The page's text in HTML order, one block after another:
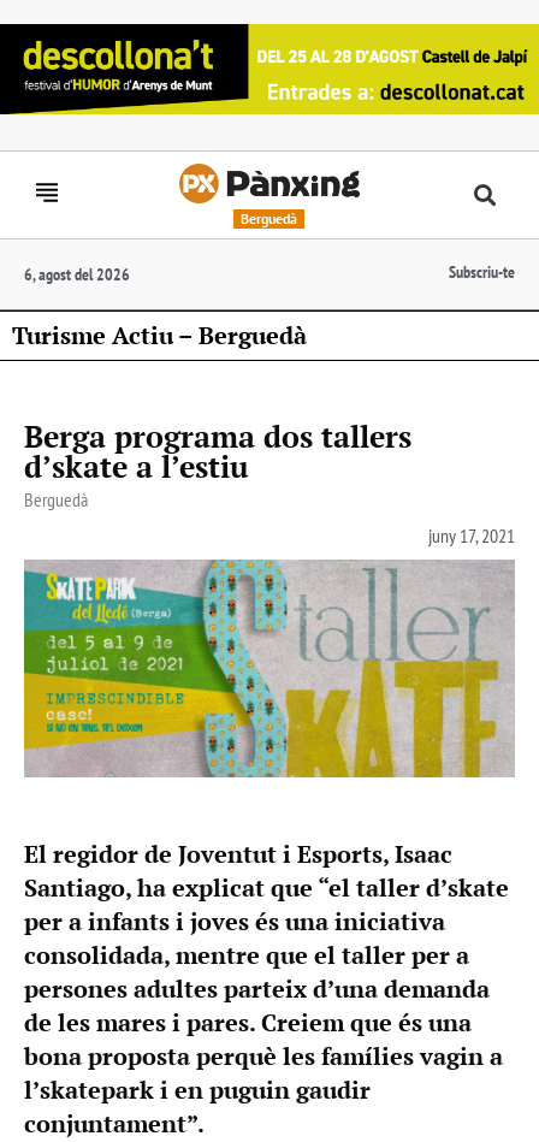
Berguedà
6, agost del 2026 Subscriu-te
Turisme Actiu – Berguedà
Berga programa dos tallers
d’skate a l’estiu
Berguedà
juny 17, 2021
El regidor de Joventut i Esports, Isaac
Santiago, ha explicat que “el taller d’skate
per a infants i joves és una iniciativa
consolidada, mentre que el taller per a
persones adultes parteix d’una demanda
de les mares i pares. Creiem que és una
bona proposta perquè les famílies vagin a
l’skatepark i en puguin gaudir
conjuntament”.